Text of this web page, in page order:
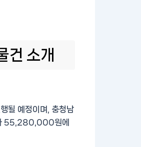
건 소개
될 예정이며, 충청남
55,280,000원에